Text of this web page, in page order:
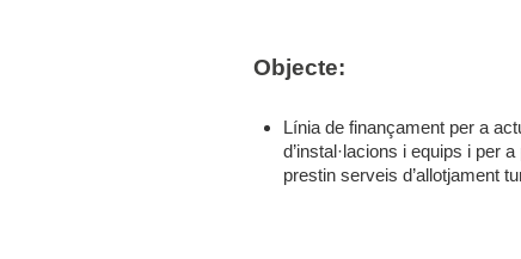
Objecte:
Línia de finançament per a
d’instal·lacions i equips i per
prestin serveis d’allotjament